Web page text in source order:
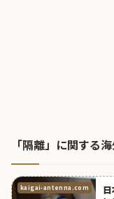
「隔離」に関する
kaigai-antenna.com